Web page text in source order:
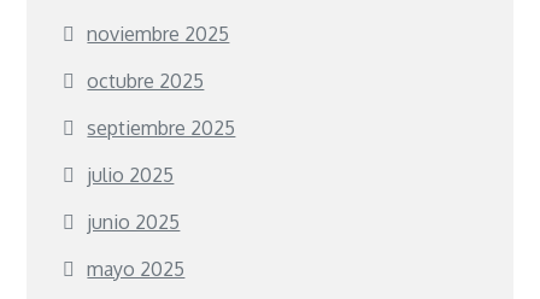
noviembre 2025
octubre 2025
septiembre 2025
julio 2025
junio 2025
mayo 2025